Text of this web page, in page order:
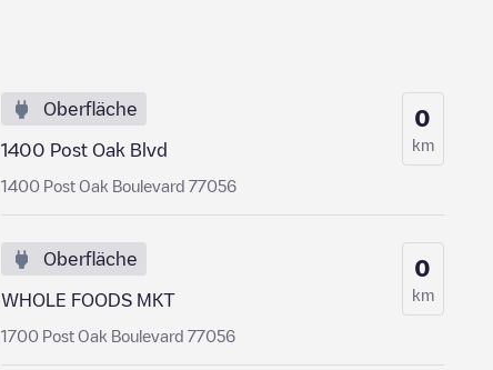
Oberfläche
1400 Post Oak Blvd
1400 Post Oak Boulevard 77056
0
km
Oberfläche
WHOLE FOODS MKT
1700 Post Oak Boulevard 77056
0
km